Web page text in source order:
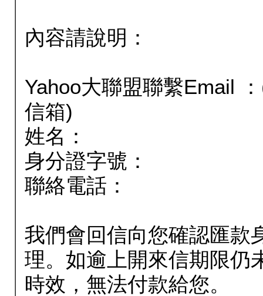
內容請說明：
Yahoo大聯盟聯繫Email
信箱)
姓名：
身分證字號：
聯絡電話：
我們會回信向您確認匯款
理。如逾上開來信期限仍
時效，無法付款給您。